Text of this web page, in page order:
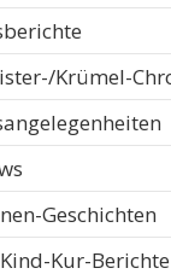
Krümel-
Geschichten
Kur-Berichte